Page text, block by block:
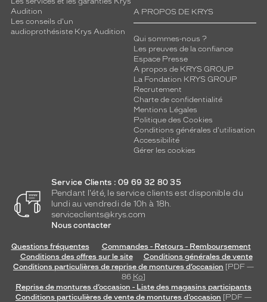
Audition
Les conseils d'un
audioprothésiste Krys Audition
A PROPOS DE KRYS
Qui sommes-nous ?
Les preuves de la confiance
Espace Presse
A propos de KRYS GROUP
La Fondation KRYS GROUP
Recrutement
Charte de confidentialité
Mentions Légales
Politique des Cookies
Conditions générales d'utilisation
Accessibilité
Gérer les cookies
Service Clients : 09 69 32 80 35
Pendant l'été, le service clients est disponible du
lundi au vendredi de 10h à 18h.
serviceclients@krys.com
Nous contacter
Questions fréquentes
Commandes - Retours - Remboursement
Conditions des offres sur le site
Conditions générales de vente
Conditions particulières de reprise de montures d’occasion [PDF —
86 Ko]
Reprise de montures d’occasion - Liste des magasins participants
Conditions particulières de vente de montures d’occasion [PDF —